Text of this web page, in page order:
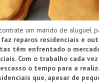
um marido de aluguel
reparos residenciais e
têm enfrentado o
Com o trabalho cada
o tempo para a
que, apesar de